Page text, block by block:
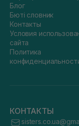
Блог
Бюті словник
Контакты
Условия
сайта
Политика
КОНТАКТЫ